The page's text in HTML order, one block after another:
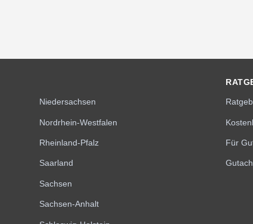
Niedersachsen
Nordrhein-Westfalen
Rheinland-Pfalz
Saarland
Sachsen
Sachsen-Anhalt
Für